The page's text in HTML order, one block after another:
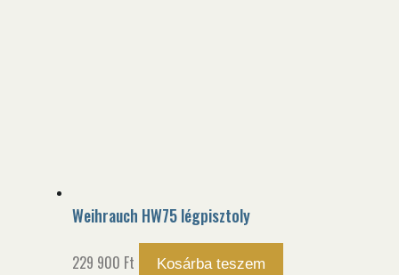
Weihrauch HW75 légpisztoly
229 900 Ft Kosárba teszem